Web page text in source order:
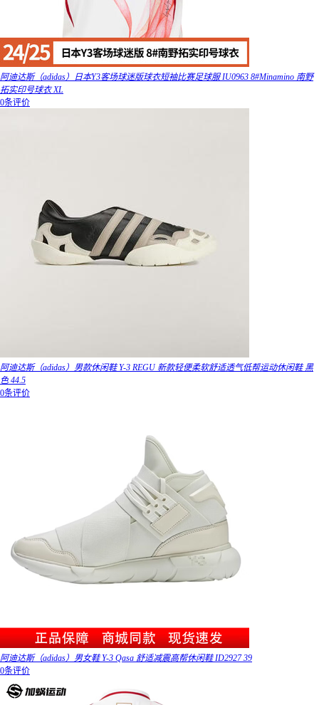
阿迪达斯（adidas）日本Y3客场球迷版球衣短袖比赛足球服 IU0963 8#Minamino 南野
拓实印号球衣 XL
0条评价
阿迪达斯（adidas）男款休闲鞋 Y-3 REGU 新款轻便柔软舒适透气低帮运动休闲鞋 黑
色 44.5
0条评价
阿迪达斯（adidas）男女鞋 Y-3 Qasa 舒适减震高帮休闲鞋 ID2927 39
0条评价